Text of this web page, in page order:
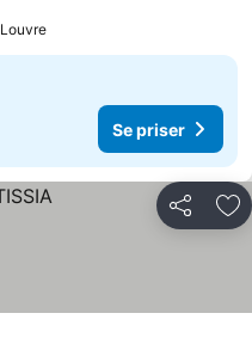
priser
Se priser
Del